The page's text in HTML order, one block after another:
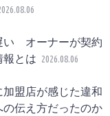
い オーナーが契約
報とは 2026.08.06
加盟店が感じた違和
伝え方だったのか